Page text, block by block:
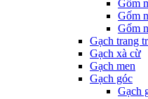
Gốm
Gốm
Gốm
Gạch trang
Gạch xà cừ
Gạch men
Gạch góc
Gạch